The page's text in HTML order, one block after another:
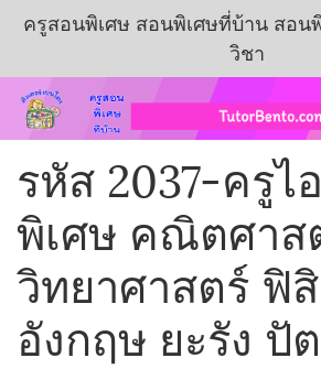
ครูสอนพิเศษ สอนพิเศษที่บ้าน สอน
วิชา
รหัส 2037-ครู
พิเศษ คณิตศาส
วิทยาศาสตร์ ฟิ
อังกฤษ ยะรัง ปั